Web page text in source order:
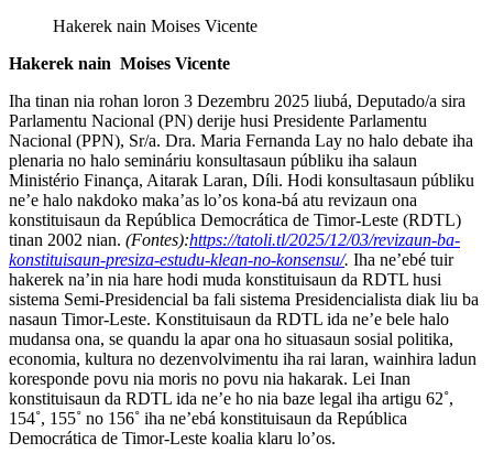
Hakerek nain Moises Vicente
Hakerek nain Moises Vicente
Iha tinan nia rohan loron 3 Dezembru 2025 liubá, Deputado/a sira
Parlamentu Nacional (PN) derije husi Presidente Parlamentu
Nacional (PPN), Sr/a. Dra. Maria Fernanda Lay no halo debate iha
plenaria no halo semináriu konsultasaun públiku iha salaun
Ministério Finança, Aitarak Laran, Díli. Hodi konsultasaun públiku
ne’e halo nakdoko maka’as lo’os kona-bá atu revizaun ona
konstituisaun da República Democrática de Timor-Leste (RDTL)
tinan 2002 nian. (Fontes):https://tatoli.tl/2025/12/03/revizaun-ba-
konstituisaun-presiza-estudu-klean-no-konsensu/. Iha ne’ebé tuir
hakerek na’in nia hare hodi muda konstituisaun da RDTL husi
sistema Semi-Presidencial ba fali sistema Presidencialista diak liu ba
nasaun Timor-Leste. Konstituisaun da RDTL ida ne’e bele halo
mudansa ona, se quandu la apar ona ho situasaun sosial politika,
economia, kultura no dezenvolvimentu iha rai laran, wainhira ladun
koresponde povu nia moris no povu nia hakarak. Lei Inan
konstituisaun da RDTL ida ne’e ho nia baze legal iha artigu 62˚,
154˚, 155˚ no 156˚ iha ne’ebá konstituisaun da República
Democrática de Timor-Leste koalia klaru lo’os.